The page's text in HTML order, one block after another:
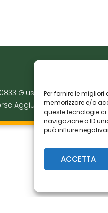
Per fornire le
memorizzare e/o
queste tecnologie
navigazione o ID
può influire
ACCETTA
Giussano (MB) | P.I.
Aggiuntive